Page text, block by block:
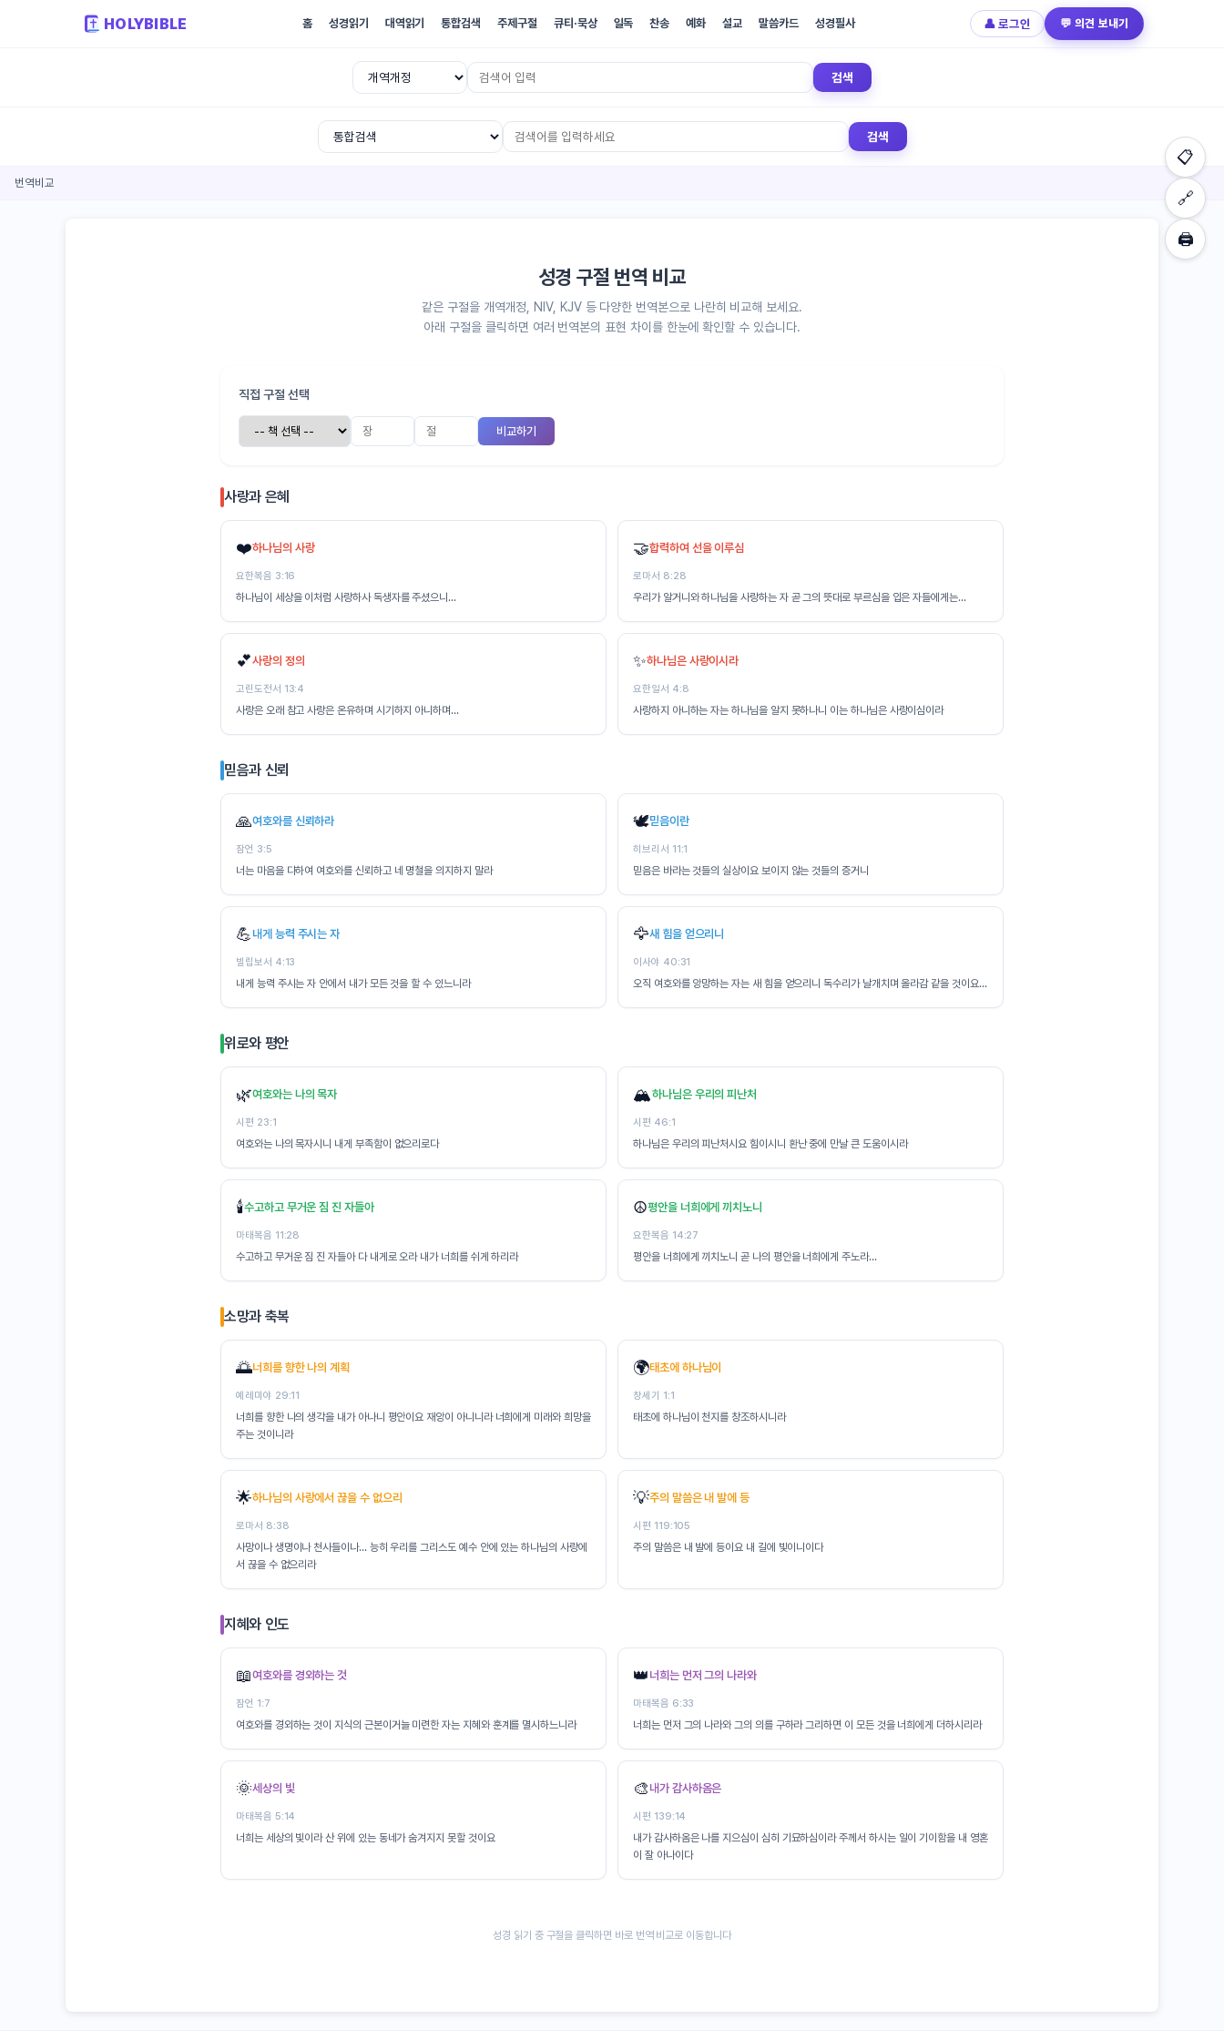
HOLYBIBLE 홈 성경읽기 대역읽기 통합검색 주제구절 큐티·묵상 일독 찬송 예화 설교 말씀카드 성경필사 👤 로그인 💬 의견 보내기
성경 구절비교 - 개역개정 개역한글 NIV KJV 번역본별 비교 검색
검색
번역비교
성경 구절 번역 비교
같은 구절을 개역개정, NIV, KJV 등 다양한 번역본으로 나란히 비교해 보세요.
아래 구절을 클릭하면 여러 번역본의 표현 차이를 한눈에 확인할 수 있습니다.
직접 구절 선택
비교하기
사랑과 은혜
❤️하나님의 사랑
요한복음 3:16
하나님이 세상을 이처럼 사랑하사 독생자를 주셨으니...
🤝합력하여 선을 이루심
로마서 8:28
우리가 알거니와 하나님을 사랑하는 자 곧 그의 뜻대로 부르심을 입은 자들에게는...
💕사랑의 정의
고린도전서 13:4
사랑은 오래 참고 사랑은 온유하며 시기하지 아니하며...
✨하나님은 사랑이시라
요한일서 4:8
사랑하지 아니하는 자는 하나님을 알지 못하나니 이는 하나님은 사랑이심이라
믿음과 신뢰
🙏여호와를 신뢰하라
잠언 3:5
너는 마음을 다하여 여호와를 신뢰하고 네 명철을 의지하지 말라
🕊️믿음이란
히브리서 11:1
믿음은 바라는 것들의 실상이요 보이지 않는 것들의 증거니
💪내게 능력 주시는 자
빌립보서 4:13
내게 능력 주시는 자 안에서 내가 모든 것을 할 수 있느니라
🦅새 힘을 얻으리니
이사야 40:31
오직 여호와를 앙망하는 자는 새 힘을 얻으리니 독수리가 날개치며 올라감 같을 것이요...
위로와 평안
🌿여호와는 나의 목자
시편 23:1
여호와는 나의 목자시니 내게 부족함이 없으리로다
🏔️하나님은 우리의 피난처
시편 46:1
하나님은 우리의 피난처시요 힘이시니 환난 중에 만날 큰 도움이시라
🕯️수고하고 무거운 짐 진 자들아
마태복음 11:28
수고하고 무거운 짐 진 자들아 다 내게로 오라 내가 너희를 쉬게 하리라
☮️평안을 너희에게 끼치노니
요한복음 14:27
평안을 너희에게 끼치노니 곧 나의 평안을 너희에게 주노라...
소망과 축복
🌅너희를 향한 나의 계획
예레미야 29:11
너희를 향한 나의 생각을 내가 아나니 평안이요 재앙이 아니니라 너희에게 미래와 희망을
주는 것이니라
🌍태초에 하나님이
창세기 1:1
태초에 하나님이 천지를 창조하시니라
🌟하나님의 사랑에서 끊을 수 없으리
로마서 8:38
사망이나 생명이나 천사들이나... 능히 우리를 그리스도 예수 안에 있는 하나님의 사랑에
서 끊을 수 없으리라
💡주의 말씀은 내 발에 등
시편 119:105
주의 말씀은 내 발에 등이요 내 길에 빛이니이다
지혜와 인도
📖여호와를 경외하는 것
잠언 1:7
여호와를 경외하는 것이 지식의 근본이거늘 미련한 자는 지혜와 훈계를 멸시하느니라
👑 너희는 먼저 그의 나라와
마태복음 6:33
너희는 먼저 그의 나라와 그의 의를 구하라 그리하면 이 모든 것을 너희에게 더하시리라
🌞세상의 빛
마태복음 5:14
너희는 세상의 빛이라 산 위에 있는 동네가 숨겨지지 못할 것이요
🎨 내가 감사하옴은
시편 139:14
내가 감사하옴은 나를 지으심이 심히 기묘하심이라 주께서 하시는 일이 기이함을 내 영혼
이 잘 아나이다
성경 읽기 중 구절을 클릭하면 바로 번역 비교로 이동합니다
📋
🔗
🖨️